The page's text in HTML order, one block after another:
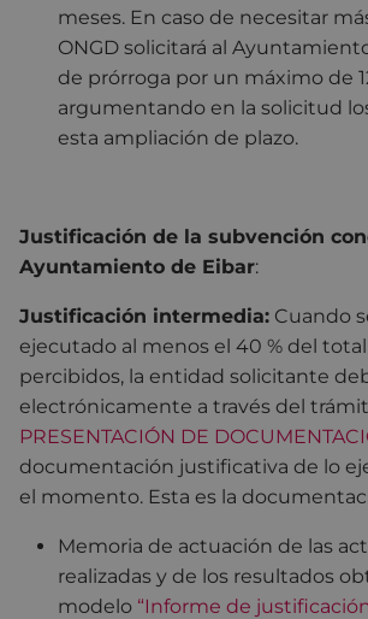
meses. En caso de necesitar
ONGD solicitará al
de prórroga por un máximo de
argumentando en la solicitud
esta ampliación de plazo.
Justificación de la subvención
Ayuntamiento de Eibar:
Justificación intermedia: Cuando
ejecutado al menos el 40 % del
percibidos, la entidad solicitante
electrónicamente a través del
PRESENTACIÓN DE
documentación justificativa de lo
el momento. Esta es la
Memoria de actuación de las
realizadas y de los resultados
modelo “Informe de